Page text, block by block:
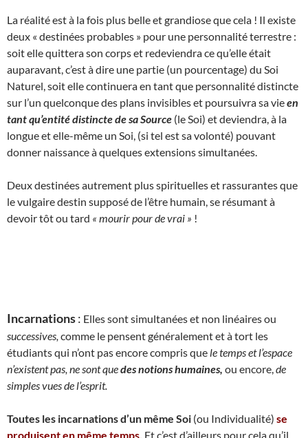
La réalité est à la fois plus belle et grandiose que cela ! Il existe
deux « destinées probables » pour une personnalité terrestre :
soit elle quittera son corps et redeviendra ce qu’elle était
auparavant, c’est à dire une partie (un pourcentage) du Soi
Naturel, soit elle continuera en tant que personnalité distincte
sur l’un quelconque des plans invisibles et poursuivra sa vieen
tant qu’entité distincte de sa Source (le Soi) et deviendra, à la
longue et elle-même un Soi, (si tel est sa volonté) pouvant
donner naissance à quelques extensions simultanées.
Deux destinées autrement plus spirituelles et rassurantes que
le vulgaire destin supposé de l’être humain, se résumant à
devoir tôt ou tard « mourir pour de vrai » !
Incarnations: Elles sont simultanées et non linéaires ou
successives, comme le pensent généralement et à tort les
étudiants qui n’ont pas encore compris que le temps et l’espace
n’existent pas, ne sont quedes notions humaines, ou encore, de
simples vues de l’esprit.
Toutes les incarnations d’un même Soi (ou Individualité) se
produisent en même temps. Et c’est d’ailleurs pour cela qu’il